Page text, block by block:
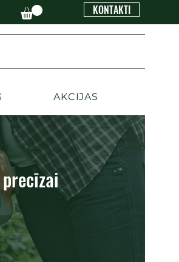
KONTAKTI
AKCIJAS